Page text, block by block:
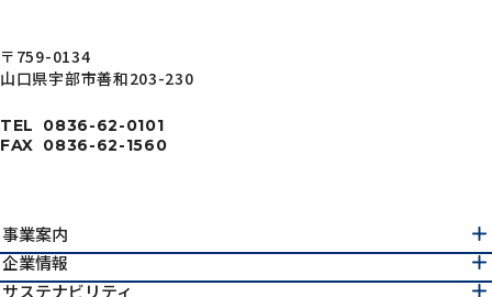
〒759-0134
山口県宇部市善和203-230
TEL
0836-62-0101
FAX 0836-62-1560
事業案内
企業情報
サステナビリティ